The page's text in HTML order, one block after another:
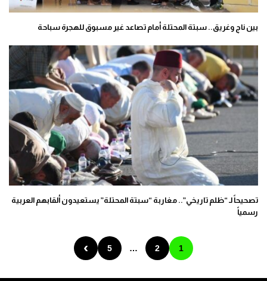
بين ناجٍ وغريق.. سبتة المحتلة أمام تصاعد غير مسبوق للهجرة سباحة
تصحيحاً لـ “ظلم تاريخي”.. مغاربة “سبتة المحتلة” يستعيدون ألقابهم العربية
رسمياً
1
2
…
5
›